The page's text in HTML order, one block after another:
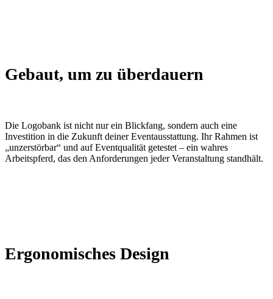
Gebaut, um zu überdauern
Die Logobank ist nicht nur ein Blickfang, sondern auch eine
Investition in die Zukunft deiner Eventausstattung. Ihr Rahmen ist
„unzerstörbar“ und auf Eventqualität getestet – ein wahres
Arbeitspferd, das den Anforderungen jeder Veranstaltung standhält.
Ergonomisches Design